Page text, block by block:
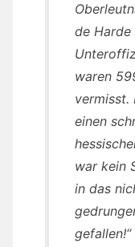
de Harde
waren
vermisst.
einen
war kein
in das